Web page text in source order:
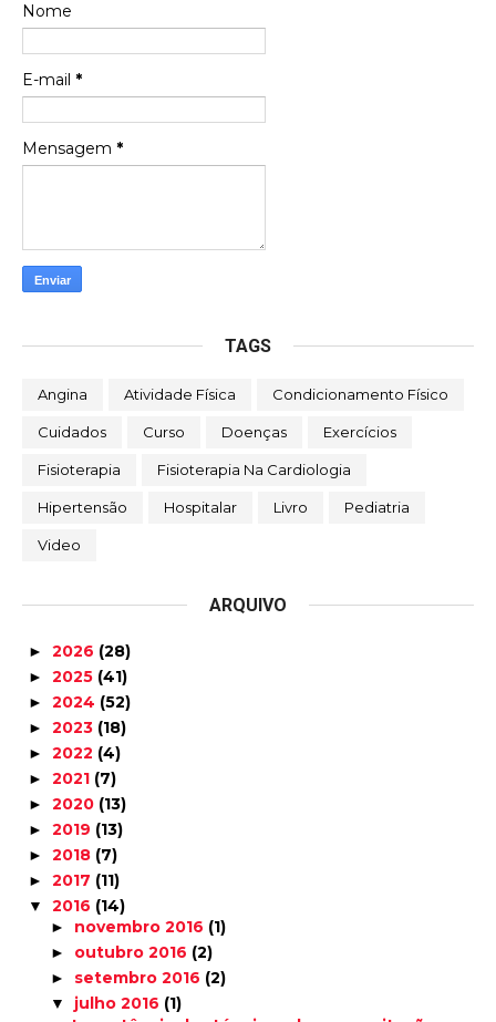
Nome
E-mail *
Mensagem *
TAGS
Angina Atividade Física Condicionamento Físico
Cuidados Curso Doenças Exercícios
Fisioterapia Fisioterapia Na Cardiologia
Hipertensão Hospitalar Livro Pediatria
Video
ARQUIVO
► 2026 (28)
► 2025 (41)
► 2024 (52)
► 2023 (18)
► 2022 (4)
► 2021 (7)
► 2020 (13)
► 2019 (13)
► 2018 (7)
► 2017 (11)
▼ 2016 (14)
► novembro 2016 (1)
► outubro 2016 (2)
► setembro 2016 (2)
▼ julho 2016 (1)